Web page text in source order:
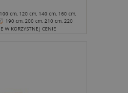
cm, 120 cm, 140 cm, 160 cm,
190 cm, 200 cm, 210 cm, 220
W KORZYSTNEJ CENIE